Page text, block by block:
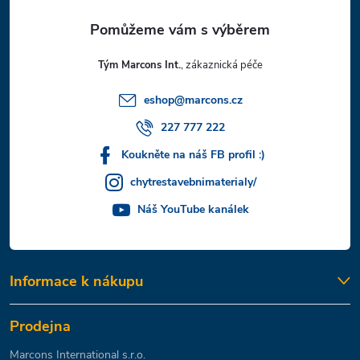
Tým Marcons Int.
eshop@marcons.cz
227 777 222
Koukněte na náš FB profil :)
chytrestavebnimaterialy/
Náš YouTube kanálek
Informace k nákupu
Prodejna
Marcons International s.r.o.